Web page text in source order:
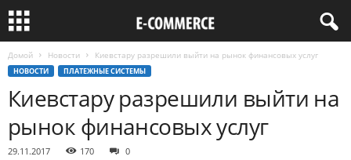
Домой Новости Киевстару разрешили выйти на рынок финансовых услуг
НОВОСТИ ПЛАТЕЖНЫЕ СИСТЕМЫ
Киевстару разрешили выйти на
рынок финансовых услуг
29.11.2017 170 0